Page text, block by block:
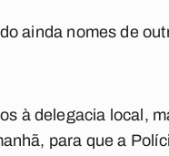
ainda nomes de
à delegacia local,
para que a